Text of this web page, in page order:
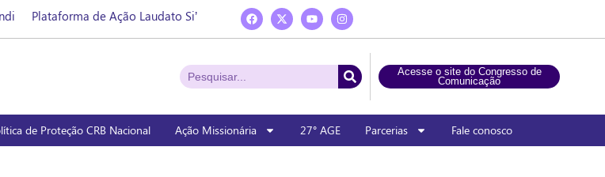
Plataforma de Ação Laudato Si’
Acesse o site do Congresso de
Comunicação
de Proteção CRB Nacional Ação Missionária 27° AGE Parcerias Fale conosco